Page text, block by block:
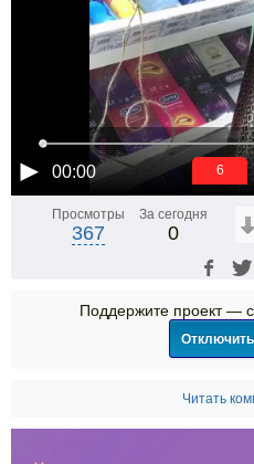
00:00 5
Просмотры
367
За сегодня
0
Поддержите проект —
Читать